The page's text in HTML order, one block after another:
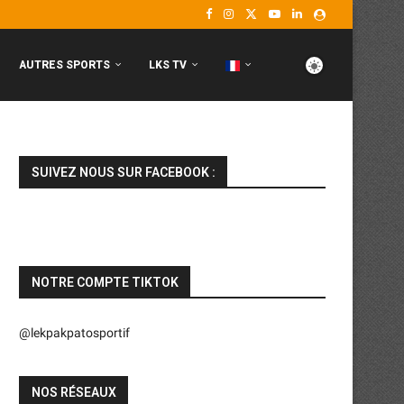
AUTRES SPORTS LKS TV
SUIVEZ NOUS SUR FACEBOOK :
NOTRE COMPTE TIKTOK
@lekpakpatosportif
NOS RÉSEAUX